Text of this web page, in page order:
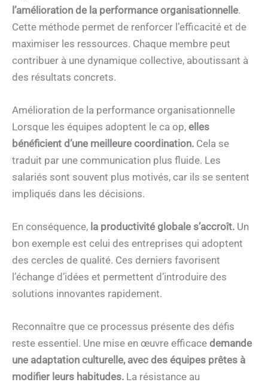
l’amélioration de la performance organisationnelle.
Cette méthode permet de renforcer l’efficacité et de
maximiser les ressources. Chaque membre peut
contribuer à une dynamique collective, aboutissant à
des résultats concrets.
Amélioration de la performance organisationnelle
Lorsque les équipes adoptent le ca op, elles
bénéficient d’une meilleure coordination. Cela se
traduit par une communication plus fluide. Les
salariés sont souvent plus motivés, car ils se sentent
impliqués dans les décisions.
En conséquence, la productivité globale s’accroît. Un
bon exemple est celui des entreprises qui adoptent
des cercles de qualité. Ces derniers favorisent
l’échange d’idées et permettent d’introduire des
solutions innovantes rapidement.
Reconnaître que ce processus présente des défis
reste essentiel. Une mise en œuvre efficace demande
une adaptation culturelle, avec des équipes prêtes à
modifier leurs habitudes. La résistance au